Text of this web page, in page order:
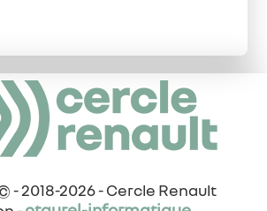
- 2018-2026 - Cercle Renault